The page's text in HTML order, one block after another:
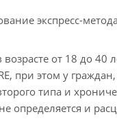
экспресс-
от 18 до
при этом у
типа и
определяется и